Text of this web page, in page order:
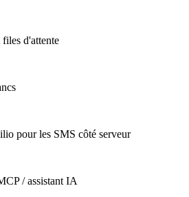
files d'attente
pour les SMS côté serveur
/ assistant IA